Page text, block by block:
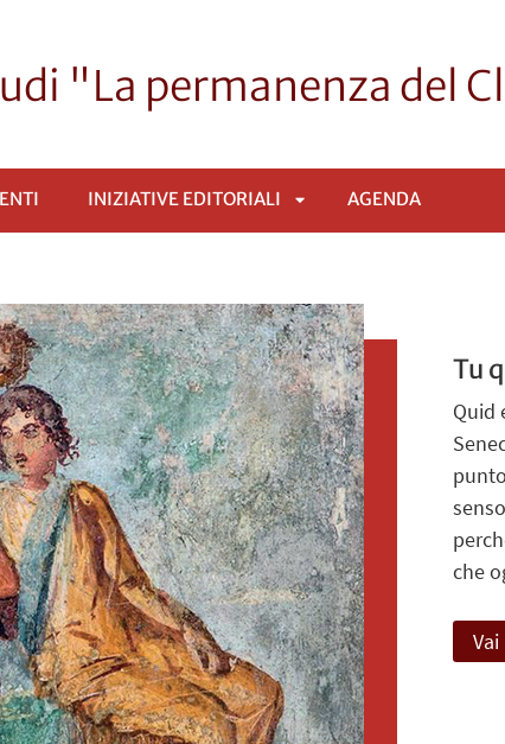
"La permanenza del
INIZIATIVE EDITORIALI
SOTTOMENÙ
AGENDA
Tu
Quid
che